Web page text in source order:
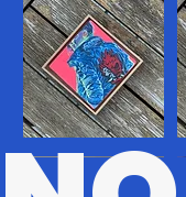
CBRPK